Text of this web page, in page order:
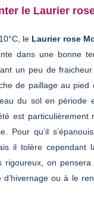
le Laurier
le Laurier rose
dans une bonne
un peu de
de paillage au pied
du sol en période
est particulièrement
Pour qu’il
il tolère cependant
rigoureux, on
ou à le